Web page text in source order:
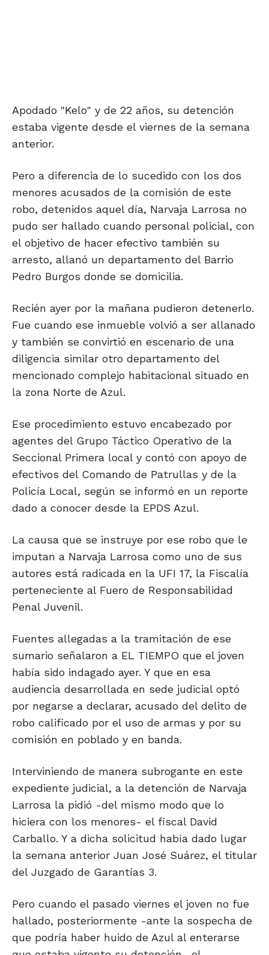
Apodado "Kelo" y de 22 años, su detención
estaba vigente desde el viernes de la semana
anterior.
Pero a diferencia de lo sucedido con los dos
menores acusados de la comisión de este
robo, detenidos aquel día, Narvaja Larrosa no
pudo ser hallado cuando personal policial, con
el objetivo de hacer efectivo también su
arresto, allanó un departamento del Barrio
Pedro Burgos donde se domicilia.
Recién ayer por la mañana pudieron detenerlo.
Fue cuando ese inmueble volvió a ser allanado
y también se convirtió en escenario de una
diligencia similar otro departamento del
mencionado complejo habitacional situado en
la zona Norte de Azul.
Ese procedimiento estuvo encabezado por
agentes del Grupo Táctico Operativo de la
Seccional Primera local y contó con apoyo de
efectivos del Comando de Patrullas y de la
Policía Local, según se informó en un reporte
dado a conocer desde la EPDS Azul.
La causa que se instruye por ese robo que le
imputan a Narvaja Larrosa como uno de sus
autores está radicada en la UFI 17, la Fiscalía
perteneciente al Fuero de Responsabilidad
Penal Juvenil.
Fuentes allegadas a la tramitación de ese
sumario señalaron a EL TIEMPO que el joven
había sido indagado ayer. Y que en esa
audiencia desarrollada en sede judicial optó
por negarse a declarar, acusado del delito de
robo calificado por el uso de armas y por su
comisión en poblado y en banda.
Interviniendo de manera subrogante en este
expediente judicial, a la detención de Narvaja
Larrosa la pidió -del mismo modo que lo
hiciera con los menores- el fiscal David
Carballo. Y a dicha solicitud había dado lugar
la semana anterior Juan José Suárez, el titular
del Juzgado de Garantías 3.
Pero cuando el pasado viernes el joven no fue
hallado, posteriormente -ante la sospecha de
que podría haber huido de Azul al enterarse